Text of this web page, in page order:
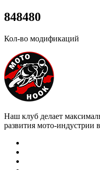
848480
Кол-во модификаций
Наш клуб делает
развития мото-индустрии